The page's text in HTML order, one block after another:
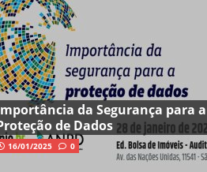
da Segurança para a
de Dados
16/01/2025 0